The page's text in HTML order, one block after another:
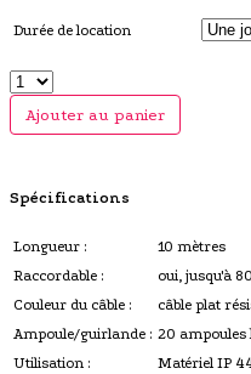
Durée de location
Ajouter au panier
Spécifications
Longueur :
10 mètres
Raccordable :
oui, jusqu'à
Couleur du câble :
câble plat
Ampoule/guirlande : 20 ampoules
Utilisation :
Matériel IP